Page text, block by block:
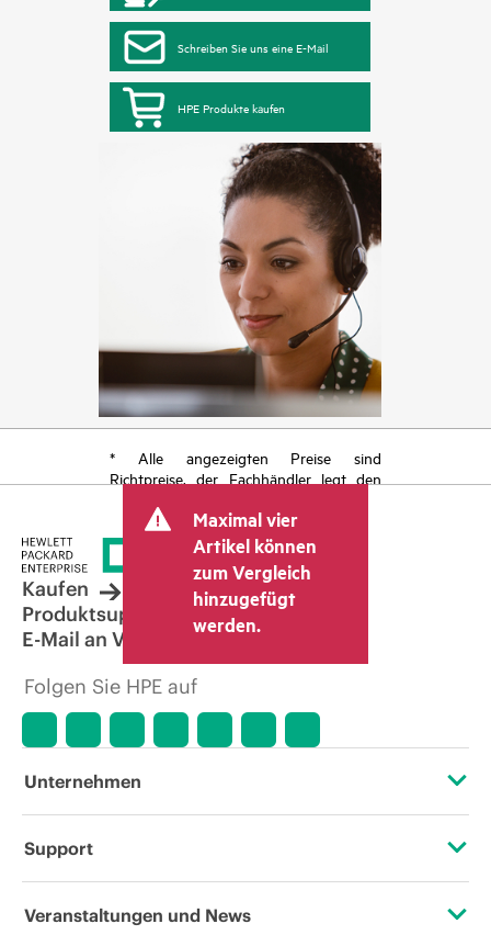
Schreiben Sie uns eine E-Mail
HPE Produkte kaufen
* Alle angezeigten Preise sind
Richtpreise, der Fachhändler legt den
kann weitere Gebühren wie
Mehrwertsteuer und Versandkosten
berücksichtigen. Der vom Fachhändler
festgelegte Transaktionspreis kann von
dem anderer Fachhändler und dem
angezeigten Richtpreis abweichen. Die
Richtpreise können zeitlich begrenzte
Sonderangebote enthalten. HPE behält
sich das Recht vor, jederzeit
Marktbedingungen, der Einstellung von
Produktverfügbarkeit, dem Ende der
Lebensdauer von Werbeaktionen und
Maximal vier
Artikel können
zum Vergleich
hinzugefügt
werden.
Kaufen
Produktsupport
E-Mail an Vertrieb
Folgen Sie HPE auf
Unternehmen
Über HPE
Support
Operational Support Services
Veranstaltungen und News